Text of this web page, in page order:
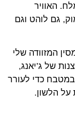
האוויר
גם לוהט וגם
המזוודה שלי
של ג’יאנג,
כדי לעורר
על הלשון.